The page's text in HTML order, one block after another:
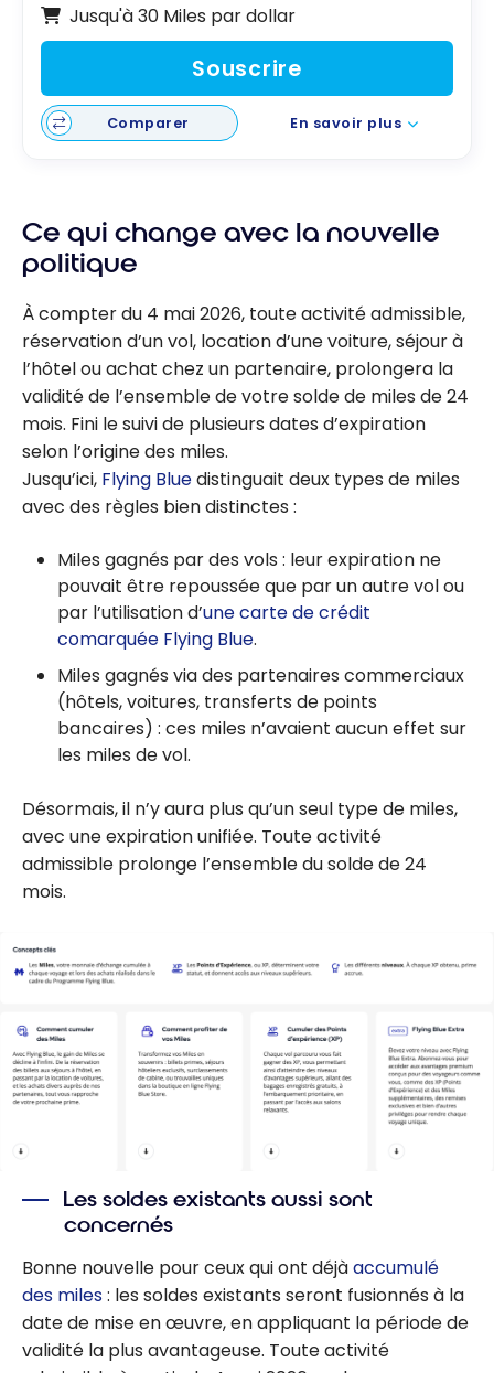
Jusqu'à 30 Miles par dollar
Souscrire
Comparer En savoir plus
Ce qui change avec la nouvelle
politique
À compter du 4 mai 2026, toute activité admissible,
réservation d’un vol, location d’une voiture, séjour à
l’hôtel ou achat chez un partenaire, prolongera la
validité de l’ensemble de votre solde de miles de 24
mois. Fini le suivi de plusieurs dates d’expiration
selon l’origine des miles.
Jusqu’ici, Flying Bluedistinguait deux types de miles
avec des règles bien distinctes :
Miles gagnés par des vols : leur expiration ne
pouvait être repoussée que par un autre vol ou
par l’utilisation d’une carte de crédit
comarquée Flying Blue.
Miles gagnés via des partenaires commerciaux
(hôtels, voitures, transferts de points
bancaires) : ces miles n’avaient aucun effet sur
les miles de vol.
Désormais, il n’y aura plus qu’un seul type de miles,
avec une expiration unifiée. Toute activité
admissible prolonge l’ensemble du solde de 24
mois.
Les soldes existants aussi sont
concernés
Bonne nouvelle pour ceux qui ont déjàaccumulé
des miles: les soldes existants seront fusionnés à la
date de mise en œuvre, en appliquant la période de
validité la plus avantageuse. Toute activité